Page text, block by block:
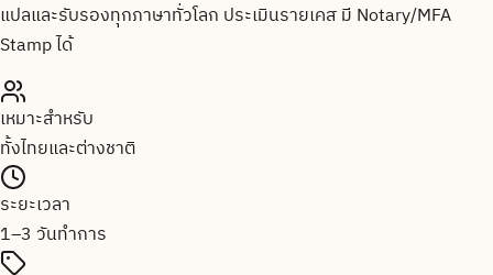
แปลและรับรองทุกภาษาทั่วโลก ประเมินรายเคส มี Notary/MFA
Stamp ได้
เหมาะสำหรับ
ทั้งไทยและต่างชาติ
ระยะเวลา
1–3 วันทำการ